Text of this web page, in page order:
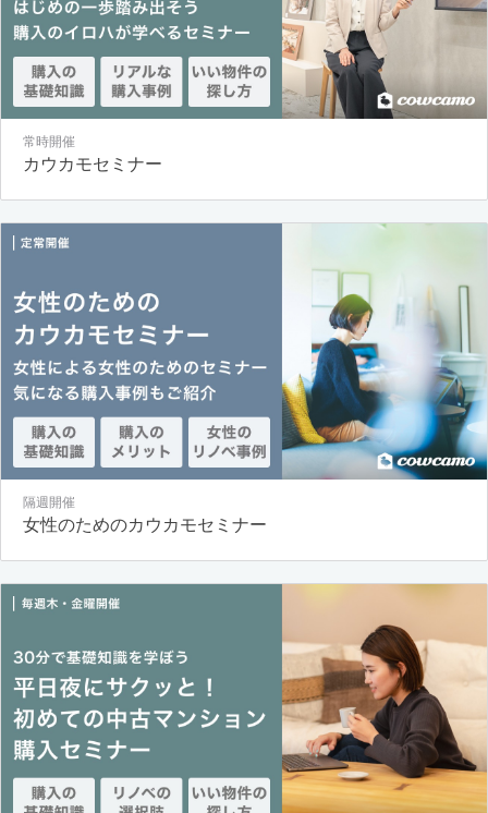
常時開催
カウカモセミナー
隔週開催
女性のためのカウカモセミナー